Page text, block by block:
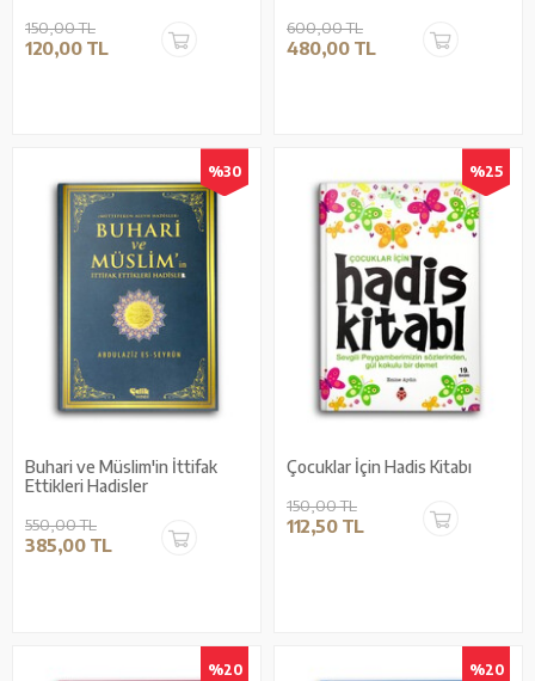
150,00 TL
120,00 TL
600,00 TL
480,00 TL
%30
Buhari ve Müslim'in İttifak
Ettikleri Hadisler
550,00 TL
385,00 TL
%25
Çocuklar İçin Hadis Kitabı
150,00 TL
112,50 TL
%20 %20